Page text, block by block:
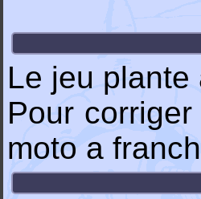
Le jeu
Pour
moto a